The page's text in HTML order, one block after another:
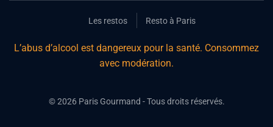
Les restos Resto à Paris
L’abus d’alcool est dangereux pour la santé. Consommez
avec modération.
©2026Paris Gourmand - Tous droits réservés.